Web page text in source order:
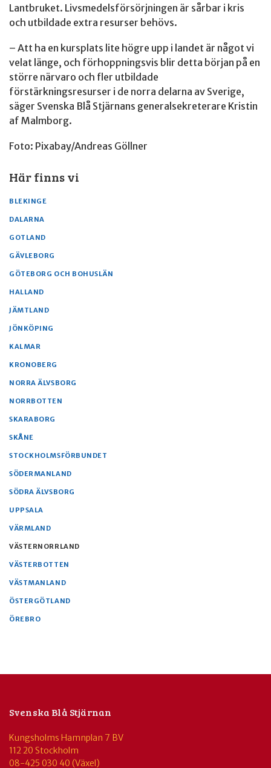
Lantbruket. Livsmedelsförsörjningen är sårbar i kris
och utbildade extra resurser behövs.
– Att ha en kursplats lite högre upp i landet är något vi
velat länge, och förhoppningsvis blir detta början på en
större närvaro och fler utbildade
förstärkningsresurser i de norra delarna av Sverige,
säger Svenska Blå Stjärnans generalsekreterare Kristin
af Malmborg.
Foto: Pixabay/Andreas Göllner
Här finns vi
BLEKINGE
DALARNA
GOTLAND
GÄVLEBORG
GÖTEBORG OCH BOHUSLÄN
HALLAND
JÄMTLAND
JÖNKÖPING
KALMAR
KRONOBERG
NORRA ÄLVSBORG
NORRBOTTEN
SKARABORG
SKÅNE
STOCKHOLMSFÖRBUNDET
SÖDERMANLAND
SÖDRA ÄLVSBORG
UPPSALA
VÄRMLAND
VÄSTERNORRLAND
VÄSTERBOTTEN
VÄSTMANLAND
ÖSTERGÖTLAND
ÖREBRO
Svenska Blå Stjärnan
Kungsholms Hamnplan 7 BV
112 20 Stockholm
08-425 030 40 (Växel)